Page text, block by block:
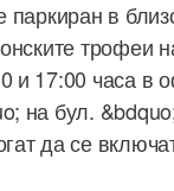
в
трофеи
17:00 часа в
на бул.
да се